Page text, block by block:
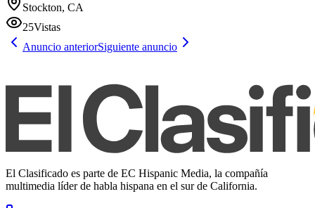
Stockton, CA
25Vistas
Anuncio anteriorSiguiente anuncio
El Clasificado es parte de EC Hispanic Media, la compañía
multimedia líder de habla hispana en el sur de California.